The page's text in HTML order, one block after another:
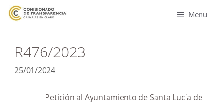
Menu
R476/2023
25/01/2024
Petición al Ayuntamiento de Santa Lucía de